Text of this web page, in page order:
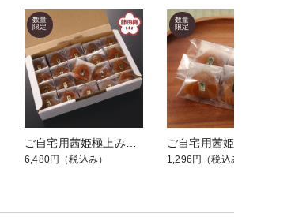
6,480円 （税込み） 1,296円 （税込み）